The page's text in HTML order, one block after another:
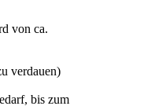
von ca.
verdauen)
bis zum